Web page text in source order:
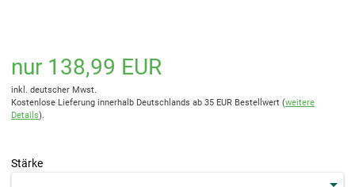
nur 138,99 EUR
inkl. deutscher Mwst.
Kostenlose Lieferung innerhalb Deutschlands ab 35 EUR Bestellwert (weitere
Details).
Stärke